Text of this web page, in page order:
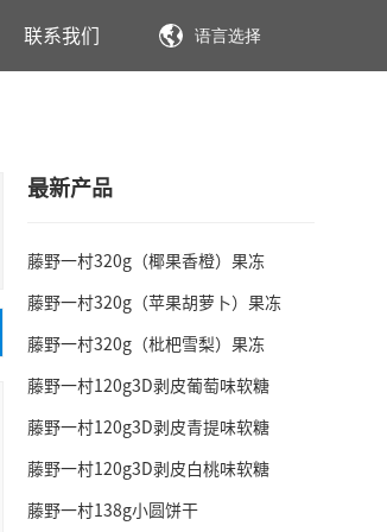
联系我们 语言选择
最新产品
藤野一村320g（椰果香橙）果冻
藤野一村320g（苹果胡萝卜）果冻
藤野一村320g（枇杷雪梨）果冻
藤野一村120g3D剥皮葡萄味软糖
藤野一村120g3D剥皮青提味软糖
藤野一村120g3D剥皮白桃味软糖
藤野一村138g小圆饼干